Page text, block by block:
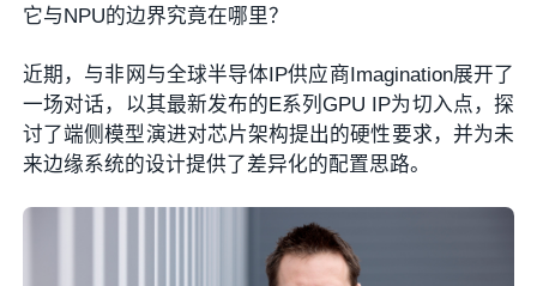
它与NPU的边界究竟在哪里？
近期，与非网与全球半导体IP供应商Imagination展开了
一场对话，以其最新发布的E系列GPU IP为切入点，探
讨了端侧模型演进对芯片架构提出的硬性要求，并为未
来边缘系统的设计提供了差异化的配置思路。